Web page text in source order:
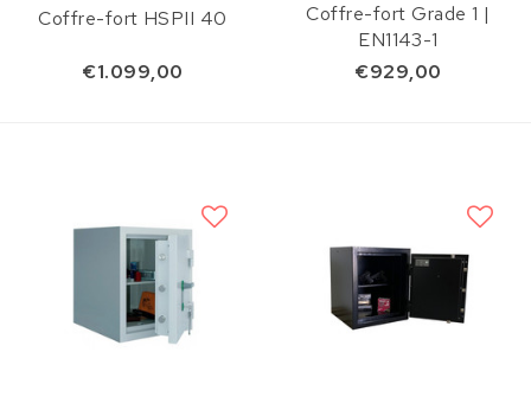
Coffre-fort HSPII 40
€1.099,00
Coffre-fort Grade 1 |
EN1143-1
€929,00